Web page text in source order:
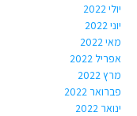
יולי 2022
יוני 2022
מאי 2022
אפריל 2022
מרץ 2022
פברואר 2022
ינואר 2022